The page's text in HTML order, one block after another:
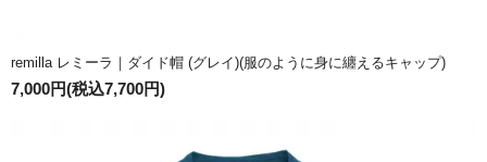
remilla レミーラ｜ダイド帽 (グレイ)(服のように身に纏えるキャップ)
7,000円(税込7,700円)